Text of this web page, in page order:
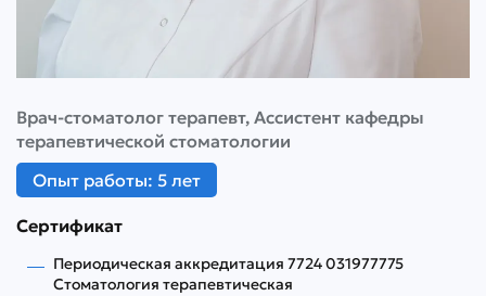
Врач-стоматолог терапевт, Ассистент кафедры
терапевтической стоматологии
Опыт работы: 5 лет
Сертификат
Периодическая аккредитация 7724 031977775
Стоматология терапевтическая